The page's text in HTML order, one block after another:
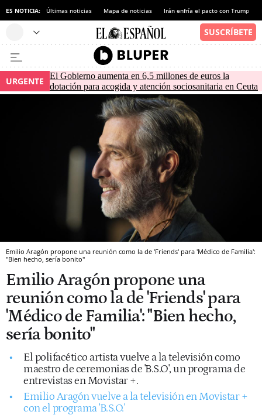
ES NOTICIA: Últimas noticias Mapa de noticias Irán enfría el pacto con Trump
URGENTE
El Gobierno aumenta en 6,5 millones de euros la
dotación para acogida y atención sociosanitaria en Ceuta
Emilio Aragón propone una reunión como la de 'Friends' para 'Médico de Familia':
"Bien hecho, sería bonito"
Emilio Aragón propone una
reunión como la de 'Friends' para
'Médico de Familia': "Bien hecho,
sería bonito"
El polifacético artista vuelve a la televisión como
maestro de ceremonias de 'B.S.O', un programa de
entrevistas en Movistar +.
Emilio Aragón vuelve a la televisión en Movistar +
con el programa 'B.S.O.'